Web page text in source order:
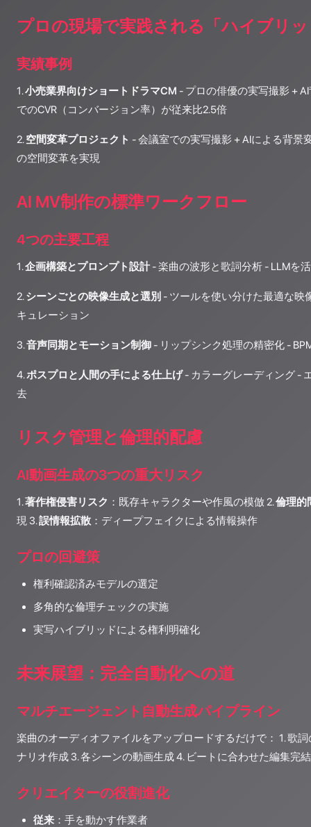
プロの現場で実践される「ハイブリ
実績事例
1.小売業界向けショートドラマCM - プロの俳優の実写撮影 +
でのCVR（コンバージョン率）が従来比2.5倍
2.空間変革プロジェクト - 会議室での実写撮影 + AIによる背景
の空間変革を実現
AI MV制作の標準ワークフロー
4つの主要工程
1.企画構築とプロンプト設計- 楽曲の波形と歌詞分析 - LLMを
2.シーンごとの映像生成と選別 - ツールを使い分けた最適な映
キュレーション
3.音声同期とモーション制御 - リップシンク処理の精密化 -
4.ポスプロと人間の手による仕上げ- カラーグレーディング -
去
リスク管理と倫理的配慮
AI動画生成の3つの重大リスク
1.著作権侵害リスク ：既存キャラクターや作風の模倣 2.倫理的
現 3.誤情報拡散 ：ディープフェイクによる情報操作
プロの回避策
権利確認済みモデルの選定
多角的な倫理チェックの実施
実写ハイブリッドによる権利明確化
未来展望：完全自動化への道
マルチエージェント自動生成パイプライン
楽曲のオーディオファイルをアップロードするだけで： 1. 歌
ナリオ作成 3. 各シーンの動画生成 4. ビートに合わせた編集完結
クリエイターの役割進化
従来 ：手を動かす作業者